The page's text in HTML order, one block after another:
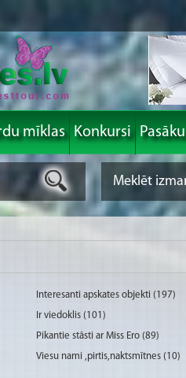
mīklas Konkursi
Interesanti apskates objekti (197)
Ir viedoklis (101)
Pikantie stāsti ar Miss Ero (89)
Viesu nami ,pirtis,naktsmītnes (10)